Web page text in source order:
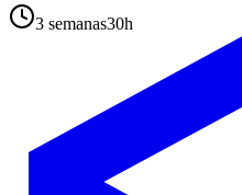
3 semanas30h